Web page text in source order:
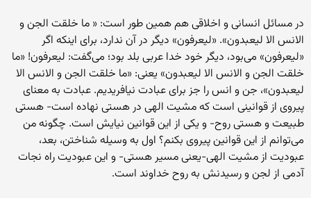
در مسائل انسانی و اخلاقی هم همین طور است: « ما خلقت الجن و
الانس الا لیعبدون». «لیعرفون» دیگر در آن ندارد، برای اینکه اگر
«لیعرفون» می‌بود، دیگر خود خدا عربی بلد بود؛ می‌گفت: لیعرفون! «ما
خلقت الجن و الانس الا لیعبدون» یعنی: «ما خلقت الجن و الانس الا
لیعبدون»، جن و انس را جز برای عبادت نیافریدیم. عبادت به معنای
پیروی از قوانینی است که مشیت الهی در هستی نهاده است- هستی
طبیعت و هستی روح- و یکی از این قوانین نیایش است. چگونه من
می‌توانم از این قوانین پیروی بکنم؟ اول به وسیله شناختن، بعد،
عبودیت از مشیت الهی-یعنی مسیر هستی- و این عبودیت راه نجات
آدمی از لجن و رسیدنش به روح خداوند است.